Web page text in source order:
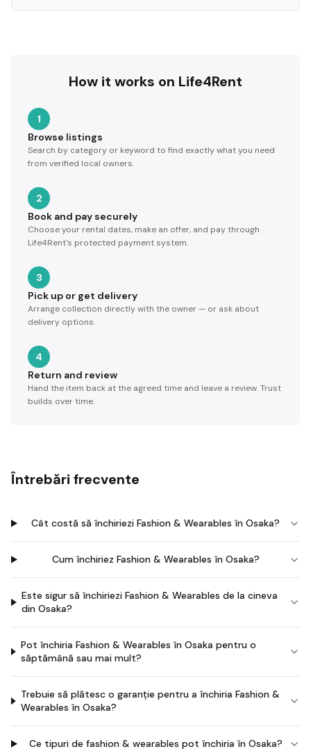
How it works on Life4Rent
1
Browse listings
Search by category or keyword to find exactly what you need
from verified local owners.
2
Book and pay securely
Choose your rental dates, make an offer, and pay through
Life4Rent's protected payment system.
3
Pick up or get delivery
Arrange collection directly with the owner — or ask about
delivery options.
4
Return and review
Hand the item back at the agreed time and leave a review. Trust
builds over time.
Întrebări frecvente
Cât costă să închiriezi Fashion & Wearables în Osaka?
Cum închiriez Fashion & Wearables în Osaka?
Este sigur să închiriezi Fashion & Wearables de la cineva
din Osaka?
Pot închiria Fashion & Wearables în Osaka pentru o
săptămână sau mai mult?
Trebuie să plătesc o garanție pentru a închiria Fashion &
Wearables în Osaka?
Ce tipuri de fashion & wearables pot închiria în Osaka?